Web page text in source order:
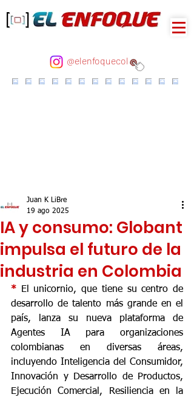
@elenfoquecol
IA y consumo: Globant
impulsa el futuro de la
industria en Colombia
Juan K LiBre
19 ago 2025
*
El unicornio, que tiene su centro de
desarrollo de talento más grande en el
país, lanza su nueva plataforma de
Agentes IA para organizaciones
colombianas en diversas áreas,
incluyendo Inteligencia del Consumidor,
Innovación y Desarrollo de Productos,
Ejecución Comercial, Resiliencia en la